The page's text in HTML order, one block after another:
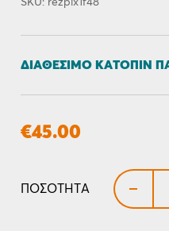
SKU: rezplx1f48
ΔΙΑΘΈΣΙΜΟ ΚΑΤΌΠΙΝ
€45.00
ΠΟΣΌΤΗΤΑ
+